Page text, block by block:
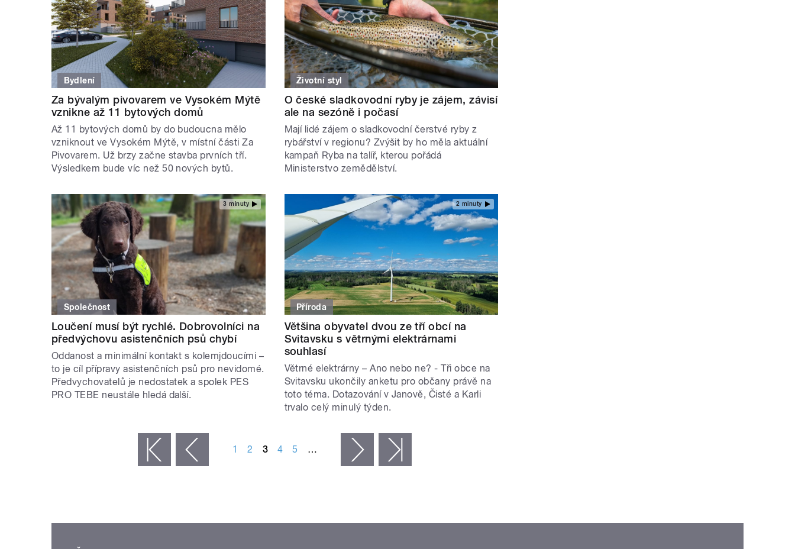
Bydlení
Za bývalým pivovarem ve Vysokém Mýtě
vznikne až 11 bytových domů
Až 11 bytových domů by do budoucna mělo
vzniknout ve Vysokém Mýtě, v místní části Za
Pivovarem. Už brzy začne stavba prvních tří.
Výsledkem bude víc než 50 nových bytů.
Životní styl
O české sladkovodní ryby je zájem, závisí
ale na sezóně i počasí
Mají lidé zájem o sladkovodní čerstvé ryby z
rybářství v regionu? Zvýšit by ho měla aktuální
kampaň Ryba na talíř, kterou pořádá
Ministerstvo zemědělství.
3 minuty
Společnost
Loučení musí být rychlé. Dobrovolníci na
předvýchovu asistenčních psů chybí
Oddanost a minimální kontakt s kolemjdoucími –
to je cíl přípravy asistenčních psů pro nevidomé.
Předvychovatelů je nedostatek a spolek PES
PRO TEBE neustále hledá další.
2 minuty
Příroda
Většina obyvatel dvou ze tří obcí na
Svitavsku s větrnými elektrárnami
souhlasí
Větrné elektrárny – Ano nebo ne? - Tři obce na
Svitavsku ukončily anketu pro občany právě na
toto téma. Dotazování v Janově, Čisté a Karli
trvalo celý minulý týden.
‹ předchozí 1 2 3 4 5 … následující ›